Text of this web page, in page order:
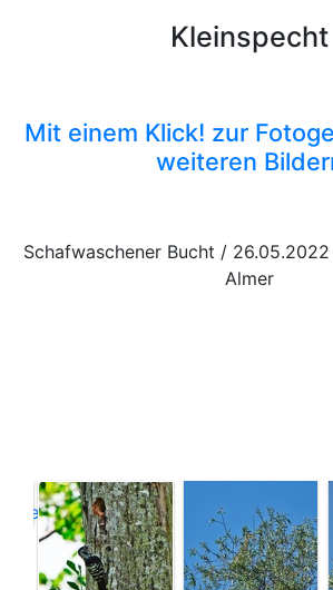
Kleinspecht
Mit einem Klick! zur
weiteren
Schafwaschener Bucht /
Almer